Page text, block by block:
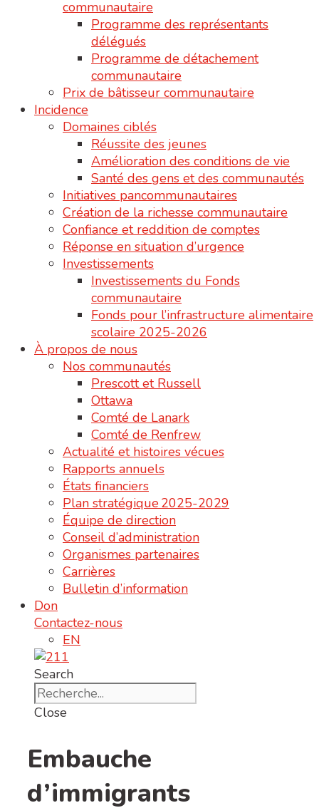
communautaire
Programme des représentants
délégués
Programme de détachement
communautaire
Prix de bâtisseur communautaire
Incidence
Domaines ciblés
Réussite des jeunes
Amélioration des conditions de vie
Santé des gens et des communautés
Initiatives pancommunautaires
Création de la richesse communautaire
Confiance et reddition de comptes
Réponse en situation d’urgence
Investissements
Investissements du Fonds
communautaire
Fonds pour l’infrastructure alimentaire
scolaire 2025-2026
À propos de nous
Nos communautés
Prescott et Russell
Ottawa
Comté de Lanark
Comté de Renfrew
Actualité et histoires vécues
Rapports annuels
États financiers
Plan stratégique 2025-2029
Équipe de direction
Conseil d’administration
Organismes partenaires
Carrières
Bulletin d’information
Don
Contactez-nous
EN
Search
Close
Embauche
d’immigrants